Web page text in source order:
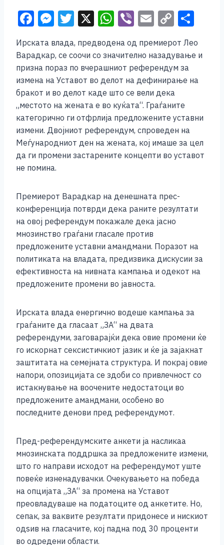
F
c
e
b
o
o
k
M
ss
e
n
g
er
T
tt
er
X W
at
s
A
p
p
Vi
er
E
ai
l
C
p
y
Li
n
k
ar
Ирската влада, предводена од премиерот Лео
Варадкар, се соочи со значително назадување и
призна пораз по вчерашниот референдум за
измена на Уставот во делот на дефинирање на
бракот и во делот каде што се вели дека
„местото на жената е во куќата“. Граѓаните
категорично ги отфрлија предложените уставни
измени. Двојниот референдум, спроведен на
Меѓународниот ден на жената, кој имаше за цел
да ги промени застарените концепти во уставот
не помина.
Премиерот Варадкар на денешната прес-
конференција потврди дека раните резултати
на овој референдум покажале дека јасно
мнозинство граѓани гласале против
предложените уставни амандмани. Поразот на
политиката на владата, предизвика дискусии за
ефективноста на нивната кампања и одекот на
предложените промени во јавноста.
Ирската влада енергично водеше кампања за
граѓаните да гласаат „ЗА“ на двата
референдуми, заговарајќи дека овие промени ќе
го искорнат сексистичкиот јазик и ќе ја зајакнат
заштитата на семејната структура. И покрај овие
напори, опозицијата се здоби со привлечност со
истакнување на воочените недостатоци во
предложените амандмани, особено во
последните денови пред референдумот.
Пред-референдумските анкети ја насликаа
мнозинската поддршка за предложените измени,
што го направи исходот на референдумот уште
повеќе изненадувачки. Очекувањето на победа
на опцијата „ЗА“ за промена на Уставот
преовладуваше на податоците од анкетите. Но,
сепак, за ваквите резултати придонесе и нискиот
одѕив на гласачите, кој падна под 30 проценти
во одредени области.